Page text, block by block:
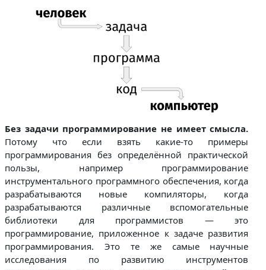
Без задачи программирование не имеет смысла.
Потому что если взять какие-то примеры
программирования без определённой практической
пользы, например программирование
инструментального программного обеспечения, когда
разрабатываются новые компиляторы, когда
разрабатываются различные вспомогательные
библиотеки для программистов — это
программирование, приложенное к задаче развития
программирования. Это те же самые научные
исследования по развитию инструментов